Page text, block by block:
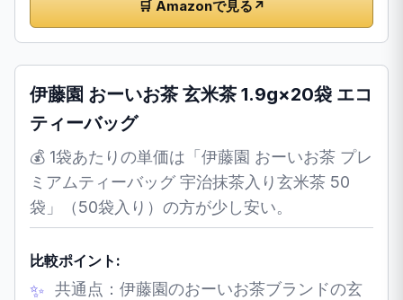
🛒 Amazonで見る ↗
伊藤園 おーいお茶 玄米茶 1.9g×20袋 エコ
ティーバッグ
💰 1袋あたりの単価は「伊藤園 おーいお茶 プレ
ミアムティーバッグ 宇治抹茶入り玄米茶 50
袋」（50袋入り）の方が少し安い。
比較ポイント:
共通点：伊藤園のおーいお茶ブランドの玄